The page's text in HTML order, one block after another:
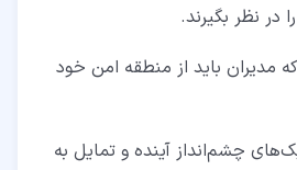
در نظر بگیرند.
مدیران باید از منطقه امن خود
چشم‌انداز آینده و تمایل به